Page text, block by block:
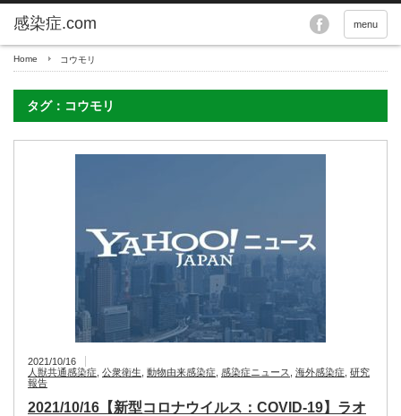
menu
Home コウモリ
タグ：コウモリ
2021/10/16
人獣共通感染症 公衆衛生 動物由来感染症 感染症ニュース 海外感染症 研究
報告
2021/10/16【新型コロナウイルス：COVID-19】ラオ